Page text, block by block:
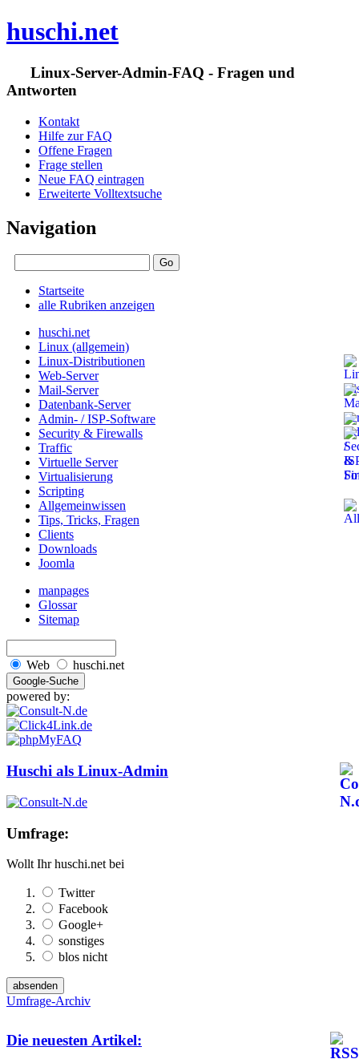
huschi.net
Linux-Server-Admin-FAQ - Fragen und
Antworten
Kontakt
Hilfe zur FAQ
Offene Fragen
Frage stellen
Neue FAQ eintragen
Erweiterte Volltextsuche
Navigation
Startseite
alle Rubriken anzeigen
huschi.net
Linux (allgemein)
Linux-Distributionen
Web-Server
Mail-Server
Datenbank-Server
Admin- / ISP-Software
Security & Firewalls
Traffic
Virtuelle Server
Virtualisierung
Scripting
Allgemeinwissen
Tips, Tricks, Fragen
Clients
Downloads
Joomla
manpages
Glossar
Sitemap
Web huschi.net
powered by:
Huschi als Linux-Admin
Umfrage:
Wollt Ihr huschi.net bei
Twitter
Facebook
Google+
sonstiges
blos nicht
Umfrage-Archiv
Die neuesten Artikel: